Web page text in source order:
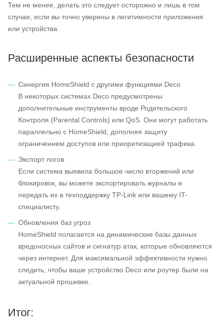
Тем не менее, делать это следует осторожно и лишь в том
случае, если вы точно уверены в легитимности приложения
или устройства.
Расширенные аспекты безопасности
Синергия HomeShield с другими функциями Deco
В некоторых системах Deco предусмотрены
дополнительные инструменты вроде Родительского
Контроля (Parental Controls) или QoS. Они могут работать
параллельно с HomeShield, дополняя защиту
ограничением доступов или приоритизацией трафика.
Экспорт логов
Если система выявила большое число вторжений или
блокировок, вы можете экспортировать журналы и
передать их в техподдержку TP-Link или вашему IT-
специалисту.
Обновления баз угроз
HomeShield полагается на динамические базы данных
вредоносных сайтов и сигнатур атак, которые обновляются
через интернет. Для максимальной эффективности нужно
следить, чтобы ваше устройство Deco или роутер были на
актуальной прошивке.
Итог: